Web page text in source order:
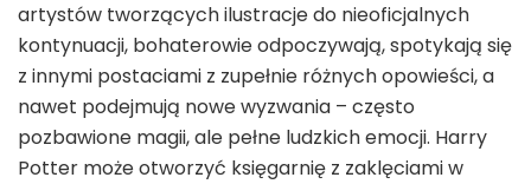
artystów tworzących ilustracje do nieoficjalnych
kontynuacji, bohaterowie odpoczywają, spotykają się
z innymi postaciami z zupełnie różnych opowieści, a
nawet podejmują nowe wyzwania – często
pozbawione magii, ale pełne ludzkich emocji. Harry
Potter może otworzyć księgarnię z zaklęciami w